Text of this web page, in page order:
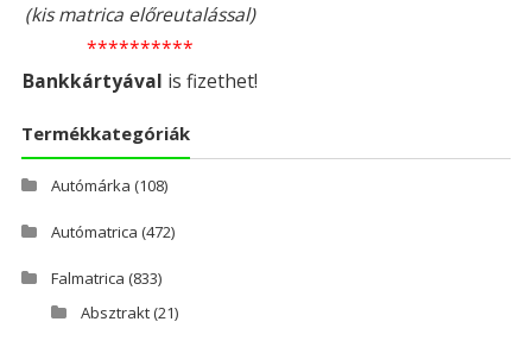
(kis matrica előreutalással)
**********
Bankkártyával is fizethet!
Termékkategóriák
Autómárka (108)
Autómatrica (472)
Falmatrica (833)
Absztrakt(21)